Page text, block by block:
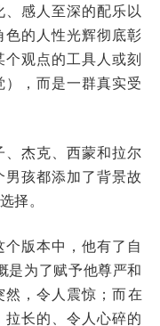
感人至深的配乐以
色的人性光辉彻底彰
观点的工具人或刻
，而是一群真实受
杰克、西蒙和拉尔
孩都添加了背景故
择。
版本中，他有了自
是为了赋予他尊严和
然，令人震惊；而在
长的、令人心碎的